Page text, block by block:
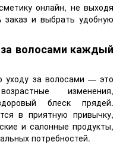
онлайн, не выходя
и выбрать удобную
волосами каждый
уходу за волосами — это
изменения,
блеск прядей.
в приятную привычку,
и салонные продукты,
потребностей.